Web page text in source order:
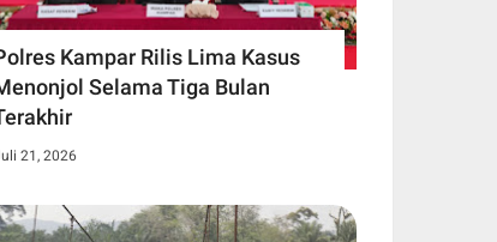
Kampar Rilis Lima Kasus
Selama Tiga Bulan
21, 2026